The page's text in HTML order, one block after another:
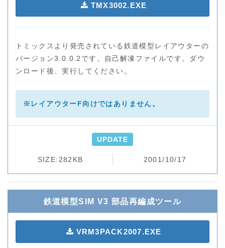
TMX3002.EXE
トミックスより発売されている鉄道模型レイアウターの
バージョン3.0.0.2です。
自己解凍ファイルです。ダウ
ンロード後、実行してください。
※レイアウターF向けではありません。
UPDATE
SIZE:282KB 2001/10/17
鉄道模型SIM V3 部品再編成ツール
VRM3PACK2007.EXE